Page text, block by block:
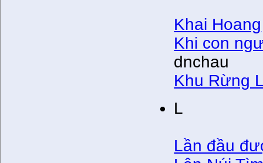
Khai Hoang
Khi con
dnchau
Khu Rừng
L
Lần đầu